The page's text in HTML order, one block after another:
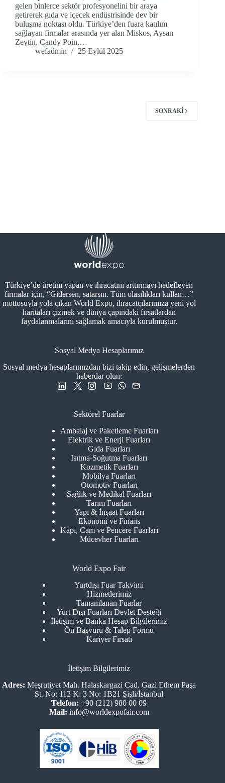
gelen binlerce sektör profesyonelini bir araya
getirerek gıda ve içecek endüstrisinde dev bir
buluşma noktası oldu. Türkiye’den fuara katılım
sağlayan firmalar arasında yer alan Miskos, Aysan
Zeytin, Candy Poin,…
wefadmin
25 Eylül 2025
SONRAKI
Türkiye’de üretim yapan ve ihracatını arttırmayı hedefleyen
firmalar için, “Gidersen, satarsın. Tüm olasılıkları kullan…”
mottosuyla yola çıkan World Expo, ihracatçılarımıza yeni yol
haritaları çizmek ve dünya çapındaki fırsatlardan
faydalanmalarını sağlamak amacıyla kurulmuştur.
Sosyal Medya Hesaplarımız
Sosyal medya hesaplarımızdan bizi takip edin, gelişmelerden
haberdar olun:
Sektörel Fuarlar
Ambalaj ve Paketleme Fuarları
Elektrik ve Enerji Fuarları
Gıda Fuarları
Isıtma-Soğutma Fuarları
Kozmetik Fuarları
Mobilya Fuarları
Otomotiv Fuarları
Sağlık ve Medikal Fuarları
Tarım Fuarları
Yapı & İnşaat Fuarları
Ekonomi ve Finans
Kapı, Cam ve Pencere Fuarları
Mücevher Fuarları
World Expo Fair
Yurtdışı Fuar Takvimi
Hizmetlerimiz
Tamamlanan Fuarlar
Yurt Dışı Fuarları Devlet Desteği
İletişim ve Banka Hesap Bilgilerimiz
Ön Başvuru & Talep Formu
Kariyer Fırsatı
İletişim Bilgilerimiz
Adres: Meşrutiyet Mah. Halaskargazi Cad. Gazi Ethem Paşa
St. No: 112 K: 3 No: 1B21 Şişli/İstanbul
Telefon: +90 (212) 980 00 09
Mail: info@worldexpofair.com